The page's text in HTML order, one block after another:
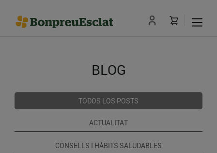
BLOG
TODOS LOS POSTS
ACTUALITAT
CONSELLS I HÀBITS SALUDABLES